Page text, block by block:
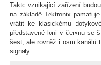
Takto vznikající zařízení
na základě Tektronix
vrátit ke klasickému
představené loni v červnu se
šest, ale rovněž i osm kanálů
signály.